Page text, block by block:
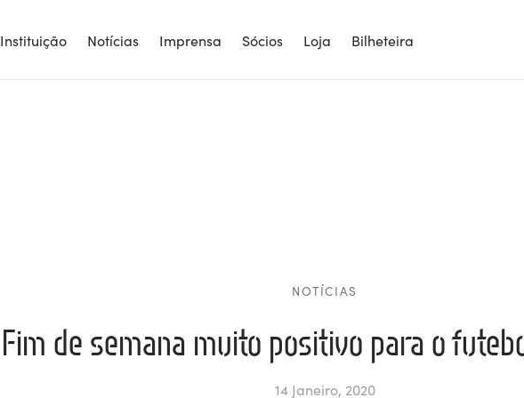
Instituição Notícias Imprensa Sócios Loja Bilheteira
NOTÍCIAS
Fim de semana muito positivo para o
14 Janeiro, 2020